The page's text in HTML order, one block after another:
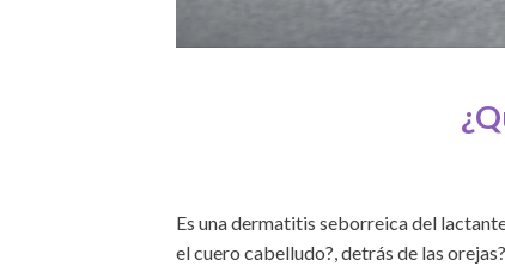
Es una dermatitis seborreica del
el cuero cabelludo?, detrás de las